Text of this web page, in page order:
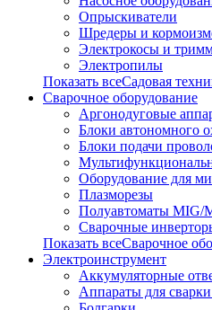
Опрыскиватели
Шредеры и
Электрокосы и
Электропилы
Показать всеСадовая
Сварочное оборудование
Аргонодуговые
Блоки автономного
Блоки подачи
Оборудование для
Плазморезы
Полуавтоматы MIG/
Сварочные
Показать всеСварочное
Электроинструмент
Аккумуляторные
Аппараты для